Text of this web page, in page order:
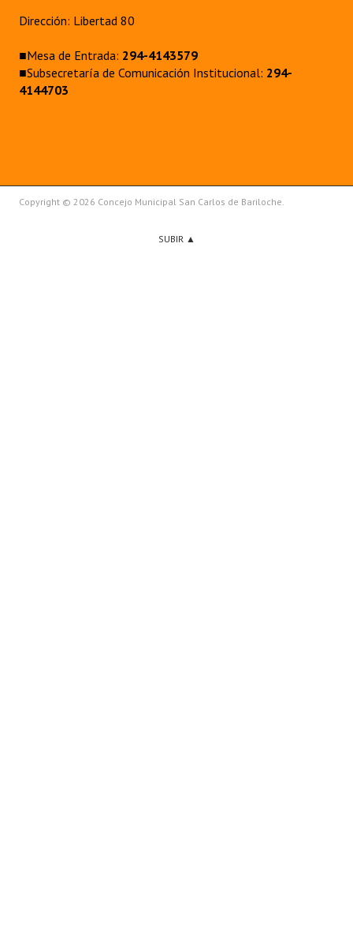
Dirección: Libertad 80
■Mesa de Entrada: 294-4143579
■Subsecretaría de Comunicación Institucional: 294-
4144703
Copyright © 2026 Concejo Municipal San Carlos de Bariloche.
SUBIR ▲